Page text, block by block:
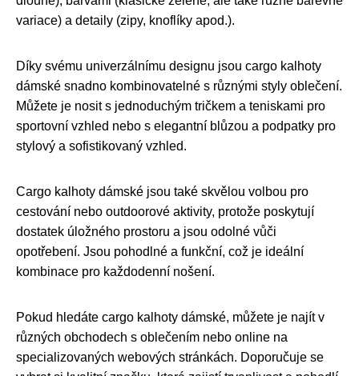
variace) a detaily (zipy, knoflíky apod.).
Díky svému univerzálnímu designu jsou cargo kalhoty
dámské snadno kombinovatelné s různými styly oblečení.
Můžete je nosit s jednoduchým tričkem a teniskami pro
sportovní vzhled nebo s elegantní blůzou a podpatky pro
stylový a sofistikovaný vzhled.
Cargo kalhoty dámské jsou také skvělou volbou pro
cestování nebo outdoorové aktivity, protože poskytují
dostatek úložného prostoru a jsou odolné vůči
opotřebení. Jsou pohodlné a funkční, což je ideální
kombinace pro každodenní nošení.
Pokud hledáte cargo kalhoty dámské, můžete je najít v
různých obchodech s oblečením nebo online na
specializovaných webových stránkách. Doporučuje se